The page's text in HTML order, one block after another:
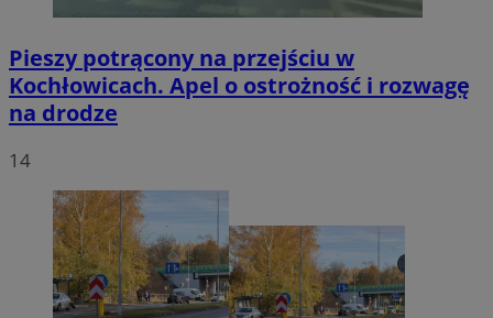
Pieszy potrącony na przejściu w
Kochłowicach. Apel o ostrożność i rozwagę
na drodze
14